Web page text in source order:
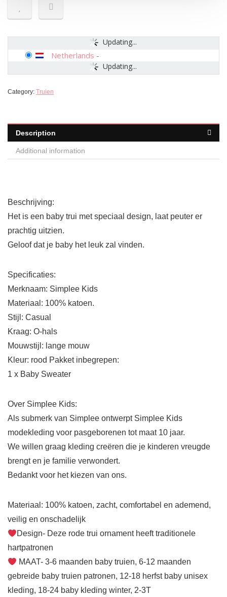
Updating...
Updating...
Netherlands -
Category: Truien
Description
Additional information
Beschrijving:
Het is een baby trui met speciaal design, laat peuter er
prachtig uitzien.
Geloof dat je baby het leuk zal vinden.
Specificaties:
Merknaam: Simplee Kids
Materiaal: 100% katoen.
Stijl: Casual
Kraag: O-hals
Mouwstijl: lange mouw
Kleur: rood Pakket inbegrepen:
1 x Baby Sweater
Over Simplee Kids:
Als submerk van Simplee ontwerpt Simplee Kids
modekleding voor pasgeborenen tot maat 10 jaar.
We willen graag kleding creëren die je kinderen vreugde
brengt en je familie verwondert.
Bedankt voor het kiezen van ons.
Materiaal: 100% katoen, zacht, comfortabel en ademend,
veilig en onschadelijk
Design- Deze rode trui ornament heeft traditionele
hartpatronen
MAAT- 3-6 maanden baby truien, 6-12 maanden
gebreide baby truien patronen, 12-18 herfst baby unisex
kleding, 18-24 baby kleding winter, 2-3T